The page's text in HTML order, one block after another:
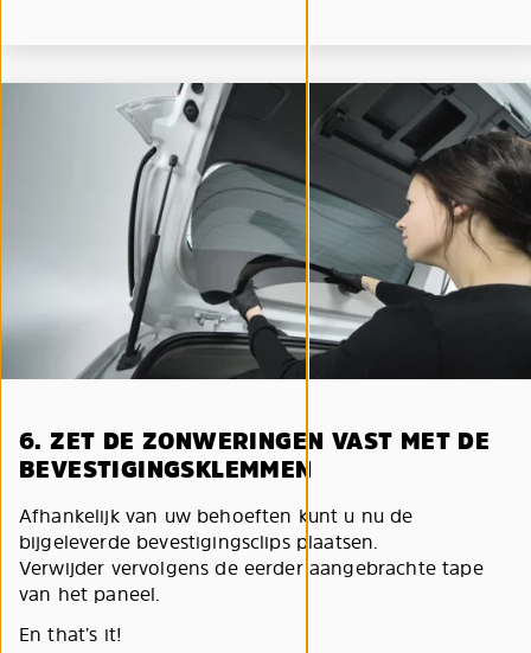
6. ZET DE ZONWERINGEN VAST MET DE
BEVESTIGINGSKLEMMEN
Afhankelijk van uw behoeften kunt u nu de
bijgeleverde bevestigingsclips plaatsen.
Verwijder vervolgens de eerder aangebrachte tape
van het paneel.
En that’s it!